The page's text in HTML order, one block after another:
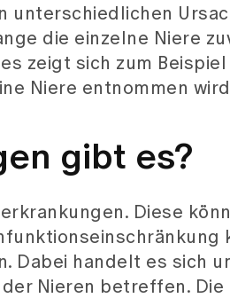
unterschiedlichen
die einzelne Niere
zeigt sich zum
Niere entnommen
gibt es?
Diese
handelt es sich
Nieren betreffen. Die